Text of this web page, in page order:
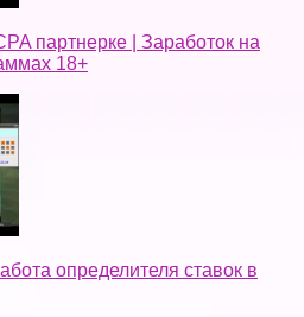
партнерке | Заработок на
18+
определителя ставок в